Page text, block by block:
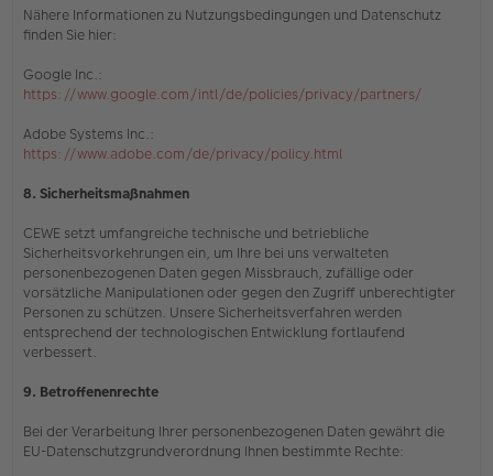
Nähere Informationen zu Nutzungsbedingungen und Datenschutz
finden Sie hier:
Google Inc.:
https://www.google.com/intl/de/policies/privacy/partners/
Adobe Systems Inc.:
https://www.adobe.com/de/privacy/policy.html
8. Sicherheitsmaßnahmen
CEWE setzt umfangreiche technische und betriebliche
Sicherheitsvorkehrungen ein, um Ihre bei uns verwalteten
personenbezogenen Daten gegen Missbrauch, zufällige oder
vorsätzliche Manipulationen oder gegen den Zugriff unberechtigter
Personen zu schützen. Unsere Sicherheitsverfahren werden
entsprechend der technologischen Entwicklung fortlaufend
verbessert.
9. Betroffenenrechte
Bei der Verarbeitung Ihrer personenbezogenen Daten gewährt die
EU-Datenschutzgrundverordnung Ihnen bestimmte Rechte: